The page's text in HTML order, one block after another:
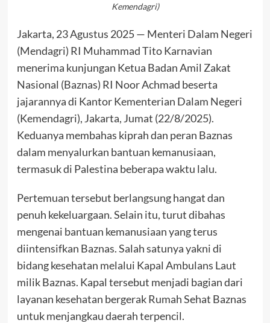
Kemendagri)
Jakarta, 23 Agustus 2025 — Menteri Dalam Negeri
(Mendagri) RI Muhammad Tito Karnavian
menerima kunjungan Ketua Badan Amil Zakat
Nasional (Baznas) RI Noor Achmad beserta
jajarannya di Kantor Kementerian Dalam Negeri
(Kemendagri), Jakarta, Jumat (22/8/2025).
Keduanya membahas kiprah dan peran Baznas
dalam menyalurkan bantuan kemanusiaan,
termasuk di Palestina beberapa waktu lalu.
Pertemuan tersebut berlangsung hangat dan
penuh kekeluargaan. Selain itu, turut dibahas
mengenai bantuan kemanusiaan yang terus
diintensifkan Baznas. Salah satunya yakni di
bidang kesehatan melalui Kapal Ambulans Laut
milik Baznas. Kapal tersebut menjadi bagian dari
layanan kesehatan bergerak Rumah Sehat Baznas
untuk menjangkau daerah terpencil.